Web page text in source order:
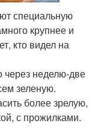
специальную
крупнее и
кто видел на
неделю-две
зеленую.
более зрелую,
с прожилками.